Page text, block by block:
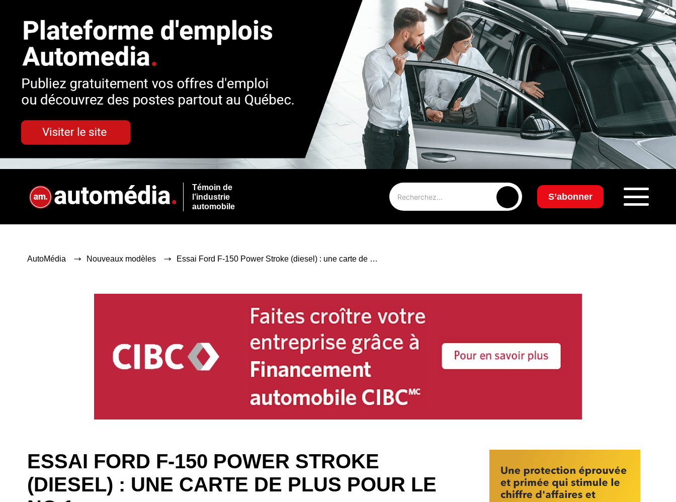
×
Témoin de
l’industrie
automobile
S’abonner
AutoMédia Nouveaux modèles Essai Ford F-150 Power Stroke (diesel) : une carte de plus pour le no 1
ESSAI FORD F-150 POWER STROKE
(DIESEL) : UNE CARTE DE PLUS POUR LE